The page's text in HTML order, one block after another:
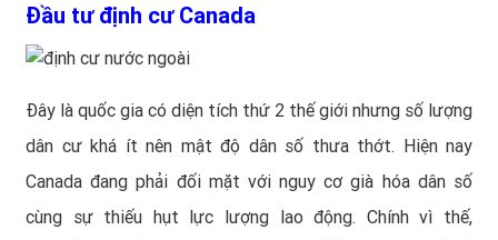
Đầu tư định cư Canada
Đây là quốc gia có diện tích thứ 2 thế giới nhưng số lượng
dân cư khá ít nên mật độ dân số thưa thớt. Hiện nay
Canada đang phải đối mặt với nguy cơ già hóa dân số
cùng sự thiếu hụt lực lượng lao động. Chính vì thế,